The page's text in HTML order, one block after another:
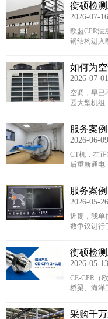
衡硕检
认证，解
2026-07-16
欧盟CPR法
钢结构进入
景CE标识
如何为
2026-07-01
空调，早
园大型机组
换柱”、安
路和技术要
例中提炼出
底能做什么
服务案
设备产品
2026-06-09
CT机，在
后重新通电
服务案
物医疗
2026-05-26
近期，我单
数争议进行
议，双方各
衡硕检
下 CE-
14399，
2026-05-13
CE-CPR（
桥梁、海洋
对技术能力
采购千